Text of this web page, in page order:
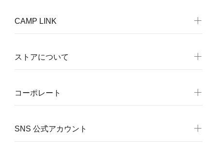
CAMP LINK
ストアについて
コーポレート
SNS 公式アカウント